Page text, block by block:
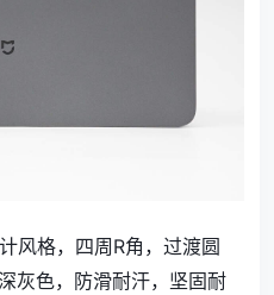
风格，四周R角，过渡圆
灰色，防滑耐汗，坚固耐